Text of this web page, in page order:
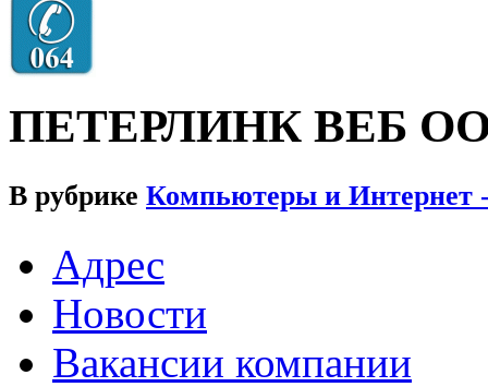
ПЕТЕРЛИНК ВЕБ
В рубрике Компьютеры и Интернет
Адрес
Новости
Вакансии компании